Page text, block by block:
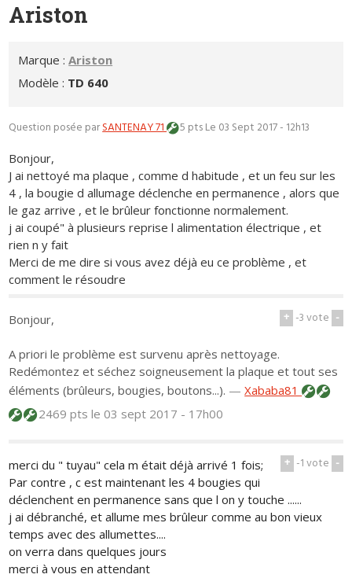
Ariston
Marque :Ariston
Modèle : TD 640
Question posée parSANTENAY 71 5 ptsLe 03 Sept 2017 - 12h13
Bonjour,
J ai nettoyé ma plaque , comme d habitude , et un feu sur les
4 , la bougie d allumage déclenche en permanence , alors que
le gaz arrive , et le brûleur fonctionne normalement.
j ai coupé" à plusieurs reprise l alimentation électrique , et
rien n y fait
Merci de me dire si vous avez déjà eu ce problème , et
comment le résoudre
+ -3vote -
Bonjour,
A priori le problème est survenu après nettoyage.
Redémontez et séchez soigneusement la plaque et tout ses
éléments (brûleurs, bougies, boutons...). —Xababa81
2469 ptsle 03 sept 2017 - 17h00
+ -1vote -
merci du " tuyau" cela m était déjà arrivé 1 fois;
Par contre , c est maintenant les 4 bougies qui
déclenchent en permanence sans que l on y touche ......
j ai débranché, et allume mes brûleur comme au bon vieux
temps avec des allumettes....
on verra dans quelques jours
merci à vous en attendant